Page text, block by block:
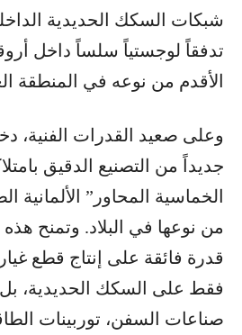
شبكات السكك الحديدية
تدفقاً لوجستياً سلساً داخل
الأقدم من نوعه في المنطقة
وعلى صعيد القدرات الفنية،
جديداً من التصنيع الدقيق
الخماسية المحاور” الألمانية
من نوعها في البلاد. وتمنح هذه
قدرة فائقة على إنتاج قطع
فقط على السكك الحديدية،
صناعات السفن، توربينات